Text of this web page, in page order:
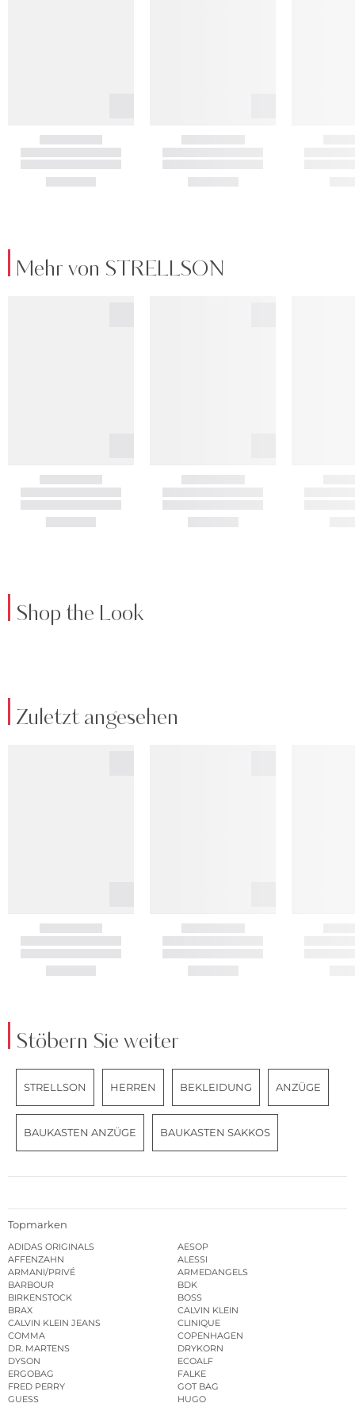
Mehr von STRELLSON
Shop the Look
Zuletzt angesehen
Stöbern Sie weiter
STRELLSON HERREN BEKLEIDUNG ANZÜGE
BAUKASTEN ANZÜGE BAUKASTEN SAKKOS
Topmarken
ADIDAS ORIGINALS
AESOP
AFFENZAHN
ALESSI
ARMANI/PRIVÉ
ARMEDANGELS
BARBOUR
BDK
BIRKENSTOCK
BOSS
BRAX
CALVIN KLEIN
CALVIN KLEIN JEANS
CLINIQUE
COMMA
COPENHAGEN
DR. MARTENS
DRYKORN
DYSON
ECOALF
ERGOBAG
FALKE
FRED PERRY
GOT BAG
GUESS
HUGO